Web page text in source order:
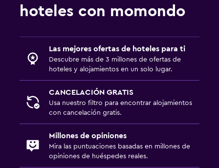
hoteles con momondo
Las mejores ofertas de hoteles para ti
Descubre más de 3 millones de ofertas de
hoteles y alojamientos en un solo lugar.
CANCELACIÓN GRATIS
Usa nuestro filtro para encontrar alojamientos
con cancelación gratis.
Millones de opiniones
Mira las puntuaciones basadas en millones de
opiniones de huéspedes reales.